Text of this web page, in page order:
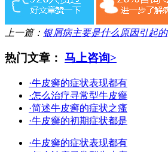
上一篇： 银屑病主要是什么原因引起的
热门文章： 马上咨询>
·牛皮癣的症状表现都有
·怎么治疗寻常型牛皮癣
·简述牛皮癣的症状之瘙
·牛皮癣的初期症状都是
·牛皮癣的症状表现都有